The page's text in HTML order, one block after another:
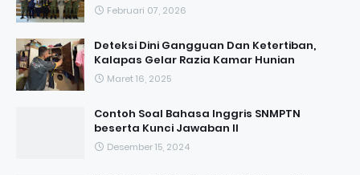
Februari 07, 2026
Deteksi Dini Gangguan Dan Ketertiban,
Kalapas Gelar Razia Kamar Hunian
Maret 16, 2025
Contoh Soal Bahasa Inggris SNMPTN
beserta Kunci Jawaban II
Desember 15, 2024